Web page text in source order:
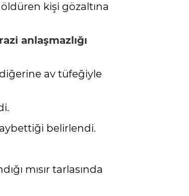
kişi gözaltına
anlaşmazlığı
av tüfeğiyle
belirlendi.
mısır tarlasında